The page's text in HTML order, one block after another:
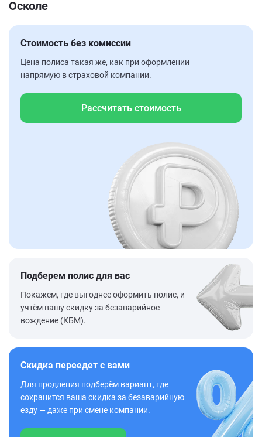
Осколе
Стоимость без комиссии
Цена полиса такая же, как при оформлении
напрямую в страховой компании.
Рассчитать стоимость
Подберем полис для вас
Покажем, где выгоднее оформить полис, и
учтём вашу скидку за безаварийное
вождение (КБМ).
Скидка переедет с вами
Для продления подберём вариант, где
сохранится ваша скидка за безаварийную
езду — даже при смене компании.